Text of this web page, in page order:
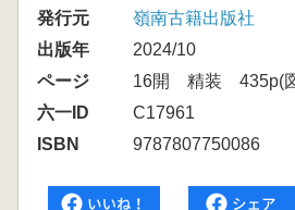
発行元
嶺南古籍出版社
出版年
2024/10
ページ
16開 精装 435p(
六一ID
C17961
ISBN
9787807750086